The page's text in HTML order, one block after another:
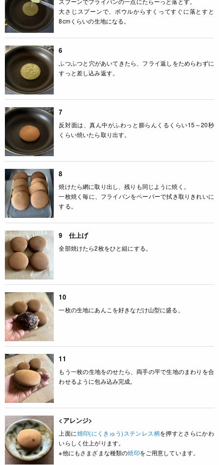
大さじスプーンで、ボウルからすくってすぐに落とすと
8cmくらいの生地になる。
6
ふつふつと穴があいてきたら、フライ返しをためらわずに
すっと差し込み返す。
7
反対面は、真ん中がふわっと膨らんくるくらい15～20秒
くらい焼いたら取り出す。
8
焼けたら網に取り出し、残りも同じように焼く。
一枚焼く毎に、フライパンをペーパーで拭き取りきれいに
する。
9 仕上げ
全部焼けたら2枚をひと組にする。
10
一枚の生地にあんこを好きなだけ山型に盛る。
11
もう一枚の生地をのせたら、両手の平で生地のまわりを合
わせるように包み込み完成。
<アレンジ>
上面に焼印(にくきゅう)ステンレス柄を押すとさらにかわ
いらしく仕上がります。
※他にもさまざまな種類の焼印をご用意しています。